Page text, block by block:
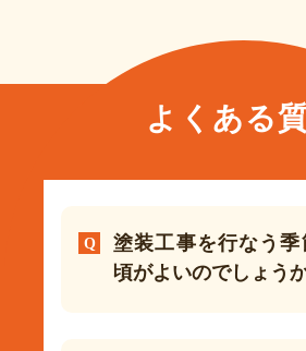
よくある
塗装工事を行なう季
頃がよいのでしょうか